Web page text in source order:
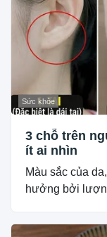
Sức khỏe
3 chỗ trên
ít ai nhìn
Màu sắc của
hưởng bởi